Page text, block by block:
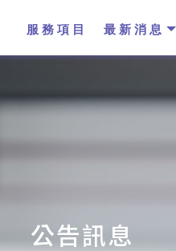
服務項目 最新消息
公告訊息